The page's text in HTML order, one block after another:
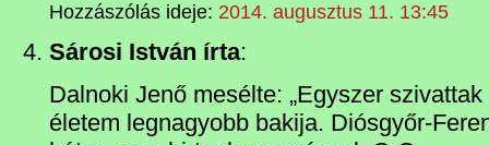
Hozzászólás ideje: 2014. augusztus 11. 13:45
Sárosi István írta:
Dalnoki Jenő mesélte: „Egyszer
életem legnagyobb bakija. Diósgyőr-